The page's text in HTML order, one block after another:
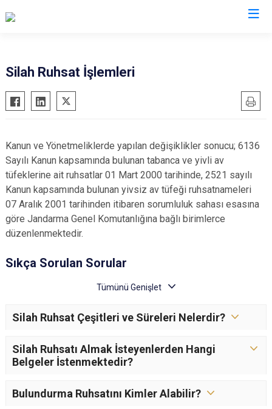
Silah Ruhsat İşlemleri
Kanun ve Yönetmeliklerde yapılan değişiklikler sonucu; 6136
Sayılı Kanun kapsamında bulunan tabanca ve yivli av
tüfeklerine ait ruhsatlar 01 Mart 2000 tarihinde, 2521 sayılı
Kanun kapsamında bulunan yivsiz av tüfeği ruhsatnameleri
07 Aralık 2001 tarihinden itibaren sorumluluk sahası esasına
göre Jandarma Genel Komutanlığına bağlı birimlerce
düzenlenmektedir.
Sıkça Sorulan Sorular
Silah Ruhsat Çeşitleri ve Süreleri Nelerdir?
Silah Ruhsatı Almak İsteyenlerden Hangi
Belgeler İstenmektedir?
Bulundurma Ruhsatını Kimler Alabilir?